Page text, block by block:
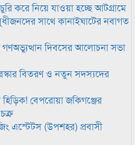
করে নিয়ে যাওয়া হচ্ছে আটগ্রামে
সাথে কানাইঘাটের নবাগত
গণঅভ্যুত্থান দিবসের আলোচনা সভা
বিতরণ ও নতুন সদস্যদের
বেপরোয়া জকিগঞ্জের
এস্টেটস (উপশহর) প্রবাসী